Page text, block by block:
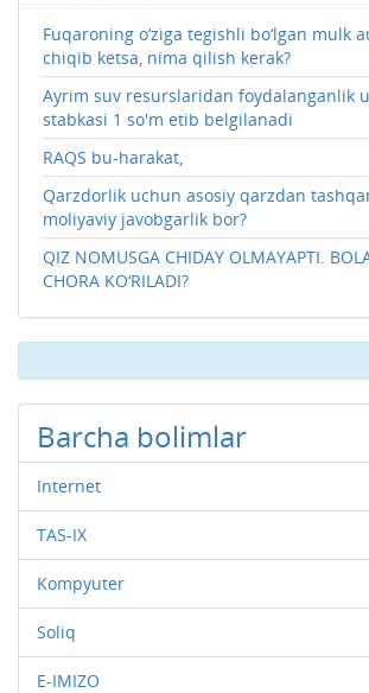
Fuqaroning o‘ziga tegishli bo‘lgan mulk
chiqib ketsa, nima qilish kerak?
Ayrim suv resurslaridan foydalanganlik
stabkasi 1 so'm etib belgilanadi
RAQS bu-harakat,
Qarzdorlik uchun asosiy qarzdan
moliyaviy javobgarlik bor?
QIZ NOMUSGA CHIDAY OLMAYAPTI.
CHORA KO‘RILADI?
Barcha bolimlar
Internet
TAS-IX
Kompyuter
Soliq
E-IMIZO